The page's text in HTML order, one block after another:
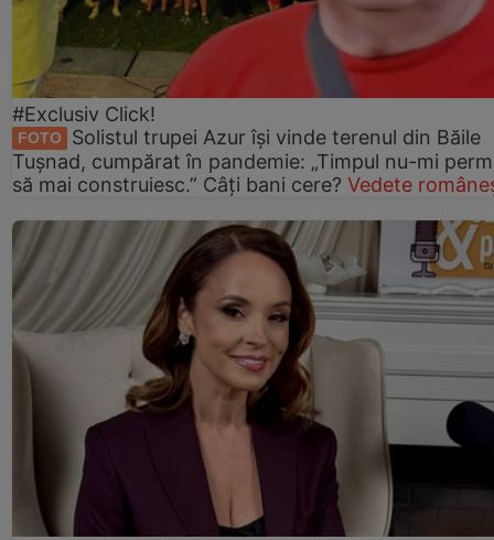
#Exclusiv Click!
FOTO
Solistul trupei Azur își vinde terenul din Băile
Tușnad, cumpărat în pandemie: „Timpul nu-mi
să mai construiesc.” Câți bani cere? Vedete